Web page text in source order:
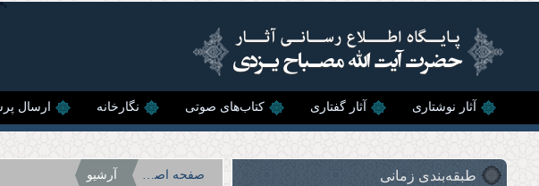
آثار نوشتاری آثار گفتاری کتاب‌های صوتی نگارخانه ارسال
طبقه‌بندی زمانی صفحه اصلی آرشیو